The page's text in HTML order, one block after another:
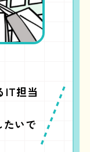
IT担当
いで